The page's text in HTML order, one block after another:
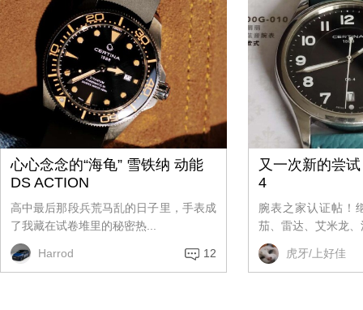
心心念念的“海龟” 雪铁纳 动能
DS ACTION
高中最后那段兵荒马乱的日子里，手表成
了我藏在试卷堆里的秘密热...
Harrod 12
又一次新的尝
4
腕表之家认证帖！
茄、雷达、艾米龙
虎牙/上好佳